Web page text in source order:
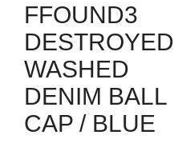
FFOUND3
DESTROYED
WASHED
DENIM BALL
CAP / BLUE